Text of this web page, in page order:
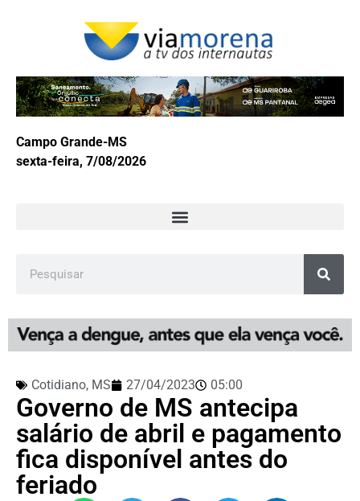
Campo Grande-MS
sexta-feira, 7/08/2026
Cotidiano, MS 27/04/2023 05:00
Governo de MS antecipa
salário de abril e pagamento
fica disponível antes do
feriado